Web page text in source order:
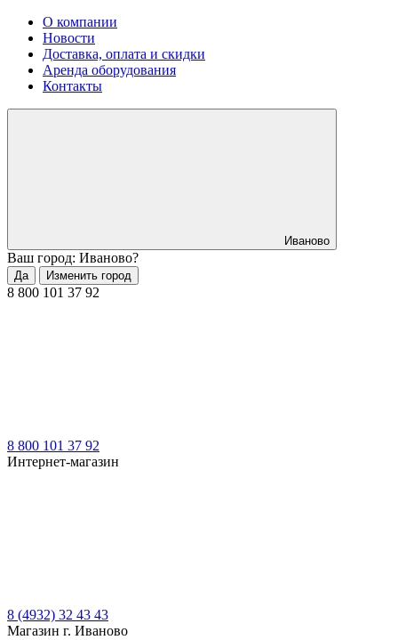
О компании
Новости
Доставка, оплата и скидки
Аренда оборудования
Контакты
Иваново
Ваш город: Иваново?
Да Изменить город
8 800 101 37 92
8 800 101 37 92
Интернет-магазин
8 (4932) 32 43 43
Магазин г. Иваново